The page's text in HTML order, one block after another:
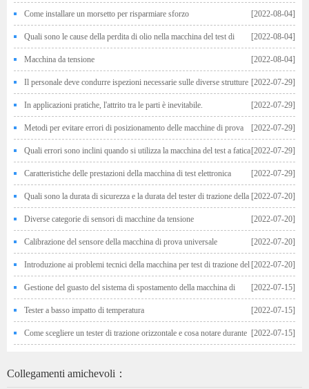
[2022-08-04]
Come installare un morsetto per risparmiare sforzo
[2022-08-04]
Quali sono le cause della perdita di olio nella macchina del test di
pressione universale? [2022-08-04]
Macchina da tensione
[2022-07-29]
Il personale deve condurre ispezioni necessarie sulle diverse strutture
e parti della macchina per il test di fatica [2022-07-29]
In applicazioni pratiche, l'attrito tra le parti è inevitabile.
[2022-07-29]
Metodi per evitare errori di posizionamento delle macchine di prova
universali elettroniche [2022-07-29]
Quali errori sono inclini quando si utilizza la macchina del test a fatica
[2022-07-29]
Caratteristiche delle prestazioni della macchina di test elettronica
universale e preparati prima del funzionamento [2022-07-20]
Quali sono la durata di sicurezza e la durata del tester di trazione della
borsa intrecciata? [2022-07-20]
Diverse categorie di sensori di macchine da tensione
[2022-07-20]
Calibrazione del sensore della macchina di prova universale
[2022-07-20]
Introduzione ai problemi tecnici della macchina per test di trazione del
materiale [2022-07-15]
Gestione del guasto del sistema di spostamento della macchina di
prova di trazione [2022-07-15]
Tester a basso impatto di temperatura
[2022-07-15]
Come scegliere un tester di trazione orizzontale e cosa notare durante
Collegamenti amichevoli：